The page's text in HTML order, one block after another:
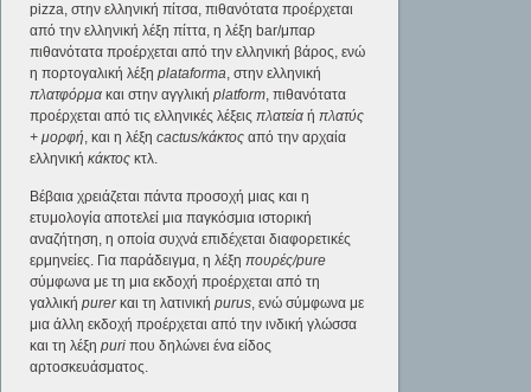
pizza, στην ελληνική πίτσα, πιθανότατα προέρχεται
από την ελληνική λέξη πίττα, η λέξη bar/μπαρ
πιθανότατα προέρχεται από την ελληνική βάρος, ενώ
η πορτογαλική λέξηplataforma, στην ελληνική
πλατφόρμακαι στην αγγλικήplatform, πιθανότατα
προέρχεται από τις ελληνικές λέξειςπλατείαήπλατύς
+ μορφή, και η λέξηcactus/κάκτος από την αρχαία
ελληνικήκάκτοςκτλ.
Βέβαια χρειάζεται πάντα προσοχή μιας και η
ετυμολογία αποτελεί μια παγκόσμια ιστορική
αναζήτηση, η οποία συχνά επιδέχεται διαφορετικές
ερμηνείες. Για παράδειγμα, η λέξηπουρές/pure
σύμφωνα με τη μια εκδοχή προέρχεται από τη
γαλλικήpurerκαι τη λατινικήpurus, ενώ σύμφωνα με
μια άλλη εκδοχή προέρχεται από την ινδική γλώσσα
και τη λέξηpuriπου δηλώνει ένα είδος
αρτοσκευάσματος.